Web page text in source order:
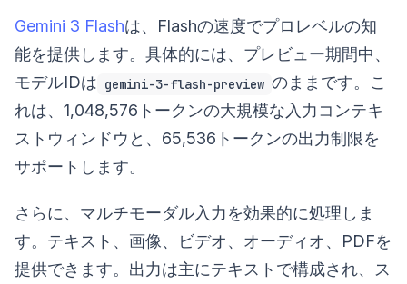
Gemini 3 Flashは、Flashの速度でプロレベルの知
能を提供します。具体的には、プレビュー期間中、
モデルIDは gemini-3-flash-preview のままです。こ
れは、1,048,576トークンの大規模な入力コンテキ
ストウィンドウと、65,536トークンの出力制限を
サポートします。
さらに、マルチモーダル入力を効果的に処理しま
す。テキスト、画像、ビデオ、オーディオ、PDFを
提供できます。出力は主にテキストで構成され、ス